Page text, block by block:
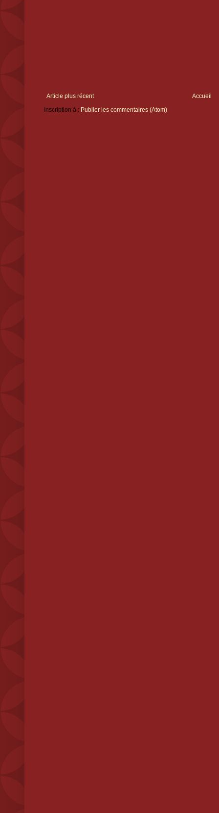
Article plus récent
Accueil
Inscription à : Publier les commentaires (Atom)